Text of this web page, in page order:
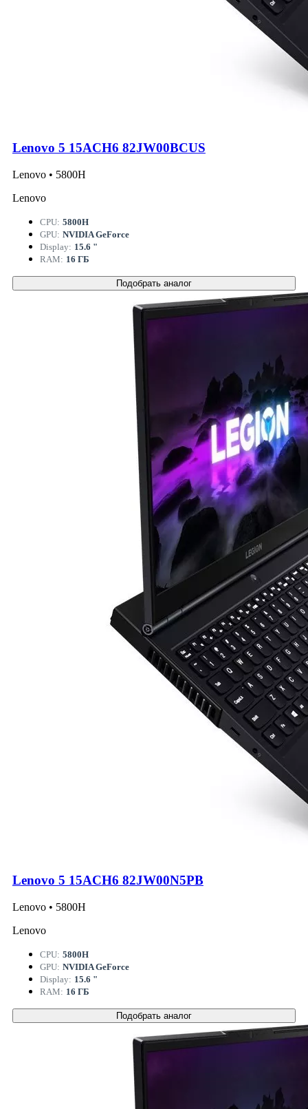
Lenovo 5 15ACH6 82JW00BCUS
Lenovo • 5800H
Lenovo
CPU: 5800H
GPU: NVIDIA GeForce
Display: 15.6 "
RAM: 16 ГБ
Подобрать аналог
Lenovo 5 15ACH6 82JW00N5PB
Lenovo • 5800H
Lenovo
CPU: 5800H
GPU: NVIDIA GeForce
Display: 15.6 "
RAM: 16 ГБ
Подобрать аналог